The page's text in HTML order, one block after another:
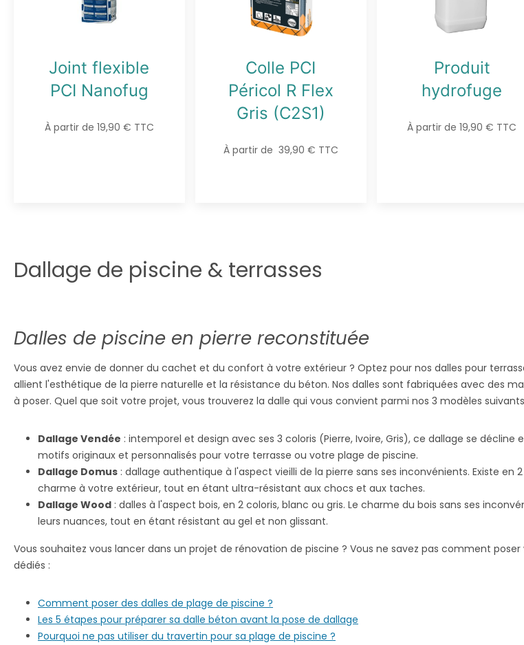
Joint flexible
PCI Nanofug
À partir de 19,90 € TTC
Colle PCI
Péricol R Flex
Gris (C2S1)
À partir de 39,90 € TTC
Produit
hydrofuge
À partir de 19,90 € TTC
Dallage de piscine & terrasses
Dalles de piscine en pierre reconstituée
Vous avez envie de donner du cachet et du confort à votre extérieur ? Optez pour nos dalles pour
allient l'esthétique de la pierre naturelle et la résistance du béton. Nos dalles sont fabriquées avec des
à poser. Quel que soit votre projet, vous trouverez la dalle qui vous convient parmi nos 3 modèles
Dallage Vendée : intemporel et design avec ses 3 coloris (Pierre, Ivoire, Gris), ce dallage se
motifs originaux et personnalisés pour votre terrasse ou votre plage de piscine.
Dallage Domus : dallage authentique à l'aspect vieilli de la pierre sans ses inconvénients. Existe
charme à votre extérieur, tout en étant ultra-résistant aux chocs et aux taches.
Dallage Wood : dalles à l'aspect bois, en 2 coloris, blanc ou gris. Le charme du bois sans ses
leurs nuances, tout en étant résistant au gel et non glissant.
Vous souhaitez vous lancer dans un projet de rénovation de piscine ? Vous ne savez pas comment
dédiés :
Comment poser des dalles de plage de piscine ?
Les 5 étapes pour préparer sa dalle béton avant la pose de dallage
Pourquoi ne pas utiliser du travertin pour sa plage de piscine ?